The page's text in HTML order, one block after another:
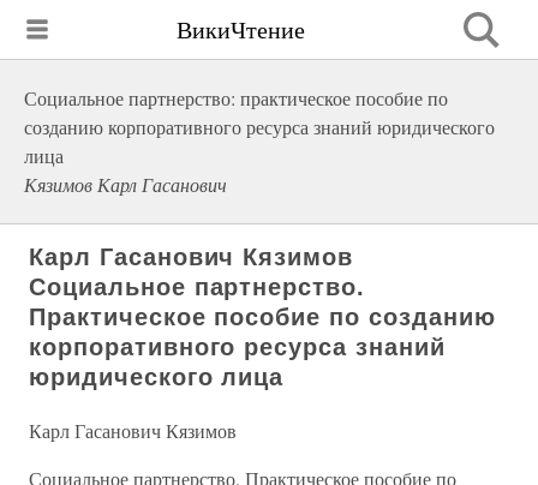
ВикиЧтение
Социальное партнерство: практическое пособие по
созданию корпоративного ресурса знаний юридического
лица
Кязимов Карл Гасанович
Карл Гасанович Кязимов
Социальное партнерство.
Практическое пособие по созданию
корпоративного ресурса знаний
юридического лица
Карл Гасанович Кязимов
Социальное партнерство. Практическое пособие по